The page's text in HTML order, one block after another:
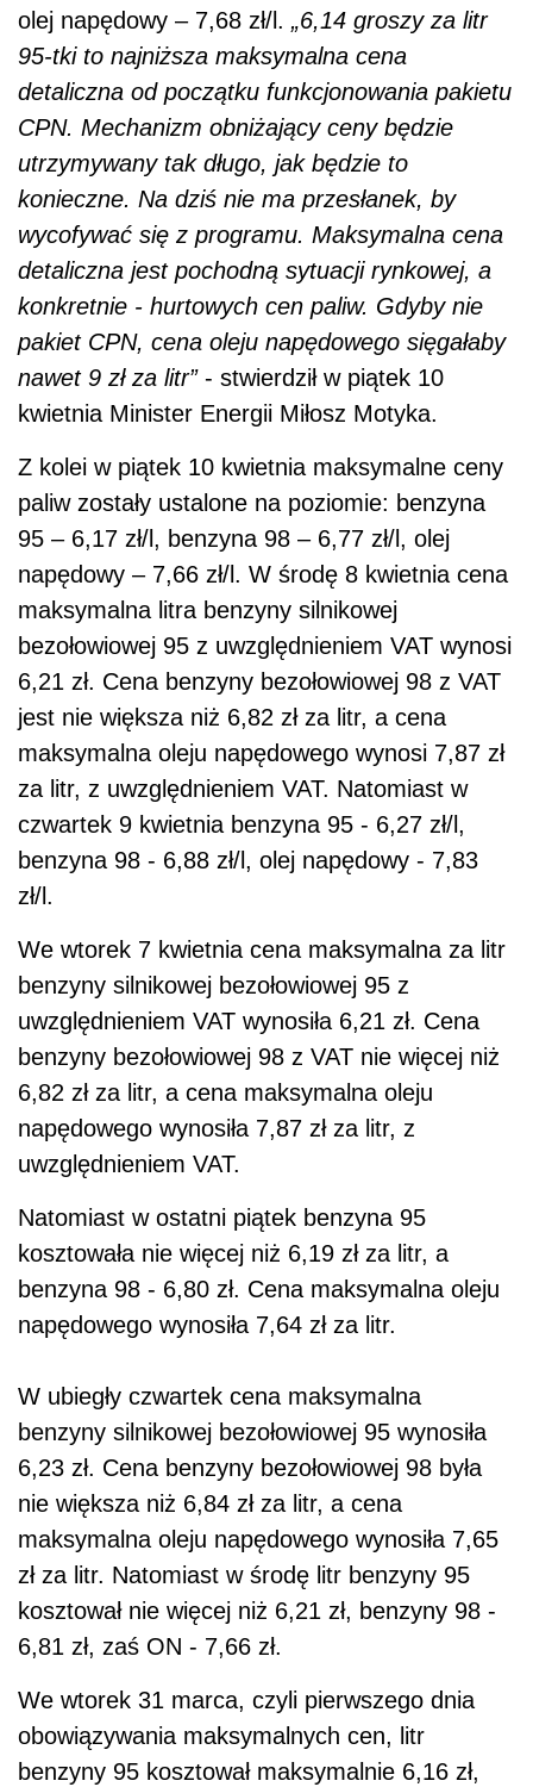
olej napędowy – 7,68 zł/l. „6,14 groszy za litr
95-tki to najniższa maksymalna cena
detaliczna od początku funkcjonowania pakietu
CPN. Mechanizm obniżający ceny będzie
utrzymywany tak długo, jak będzie to
konieczne. Na dziś nie ma przesłanek, by
wycofywać się z programu. Maksymalna cena
detaliczna jest pochodną sytuacji rynkowej, a
konkretnie - hurtowych cen paliw. Gdyby nie
pakiet CPN, cena oleju napędowego sięgałaby
nawet 9 zł za litr”- stwierdził w piątek 10
kwietnia Minister Energii Miłosz Motyka.
Z kolei w piątek 10 kwietnia maksymalne ceny
paliw zostały ustalone na poziomie: benzyna
95 – 6,17 zł/l, benzyna 98 – 6,77 zł/l, olej
napędowy – 7,66 zł/l. W środę 8 kwietnia cena
maksymalna litra benzyny silnikowej
bezołowiowej 95 z uwzględnieniem VAT wynosi
6,21 zł. Cena benzyny bezołowiowej 98 z VAT
jest nie większa niż 6,82 zł za litr, a cena
maksymalna oleju napędowego wynosi 7,87 zł
za litr, z uwzględnieniem VAT. Natomiast w
czwartek 9 kwietnia benzyna 95 - 6,27 zł/l,
benzyna 98 - 6,88 zł/l, olej napędowy - 7,83
zł/l.
We wtorek 7 kwietnia cena maksymalna za litr
benzyny silnikowej bezołowiowej 95 z
uwzględnieniem VAT wynosiła 6,21 zł. Cena
benzyny bezołowiowej 98 z VAT nie więcej niż
6,82 zł za litr, a cena maksymalna oleju
napędowego wynosiła 7,87 zł za litr, z
uwzględnieniem VAT.
Natomiast w ostatni piątek benzyna 95
kosztowała nie więcej niż 6,19 zł za litr, a
benzyna 98 - 6,80 zł. Cena maksymalna oleju
napędowego wynosiła 7,64 zł za litr.
W ubiegły czwartek cena maksymalna
benzyny silnikowej bezołowiowej 95 wynosiła
6,23 zł. Cena benzyny bezołowiowej 98 była
nie większa niż 6,84 zł za litr, a cena
maksymalna oleju napędowego wynosiła 7,65
zł za litr. Natomiast w środę litr benzyny 95
kosztował nie więcej niż 6,21 zł, benzyny 98 -
6,81 zł, zaś ON - 7,66 zł.
We wtorek 31 marca, czyli pierwszego dnia
obowiązywania maksymalnych cen, litr
benzyny 95 kosztował maksymalnie 6,16 zł,